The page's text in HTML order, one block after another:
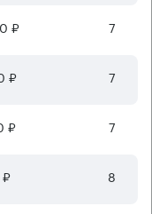
₽ 7
₽ 7
₽ 7
8